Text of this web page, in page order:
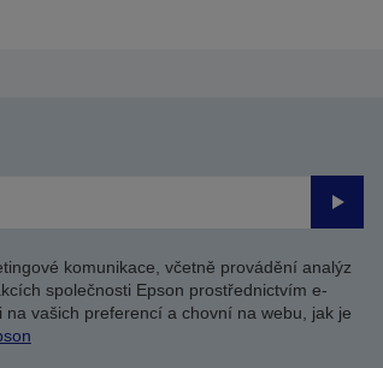
komunikace, včetně provádění analýz
společnosti Epson prostřednictvím e-
vašich preferencí a chovní na webu, jak je